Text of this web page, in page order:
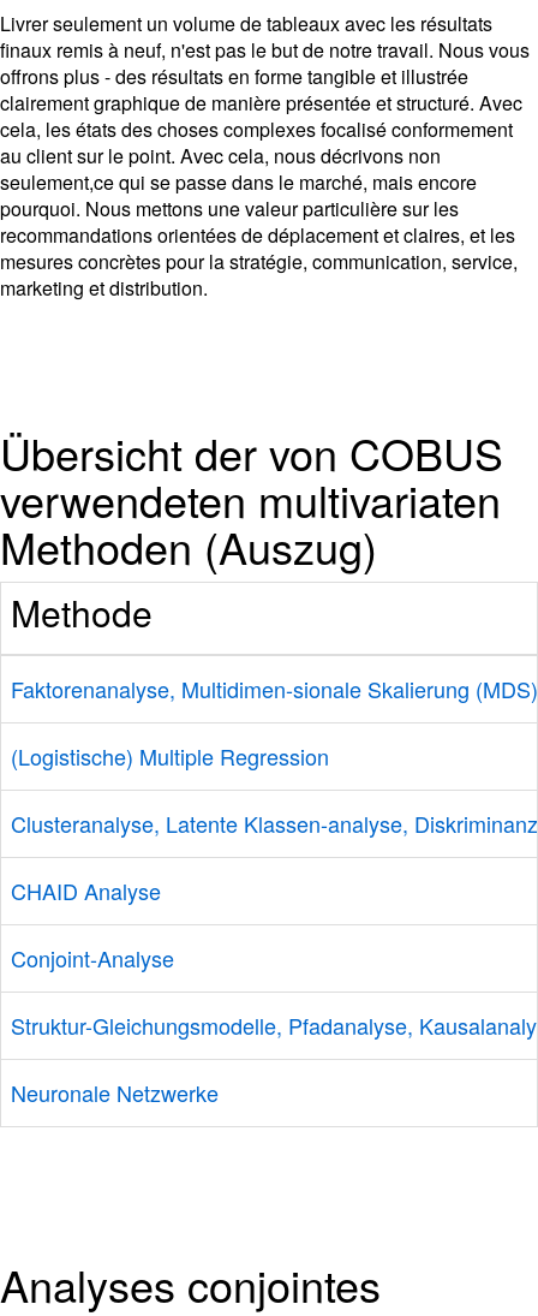
Livrer seulement un volume de tableaux avec les résultats
finaux remis à neuf, n'est pas le but de notre travail. Nous vous
offrons plus - des résultats en forme tangible et illustrée
clairement graphique de manière présentée et structuré. Avec
cela, les états des choses complexes focalisé conformement
au client sur le point. Avec cela, nous décrivons non
seulement,ce qui se passe dans le marché, mais encore
pourquoi. Nous mettons une valeur particulière sur les
recommandations orientées de déplacement et claires, et les
mesures concrètes pour la stratégie, communication, service,
marketing et distribution.
Übersicht der von COBUS
verwendeten multivariaten
Methoden (Auszug)
Methode
Faktorenanalyse, Multidimen-sionale Skalierung
(Logistische) Multiple Regression
Clusteranalyse, Latente Klassen-analyse,
CHAID Analyse
Conjoint-Analyse
Struktur-Gleichungsmodelle, Pfadanalyse,
Neuronale Netzwerke
Analyses conjointes